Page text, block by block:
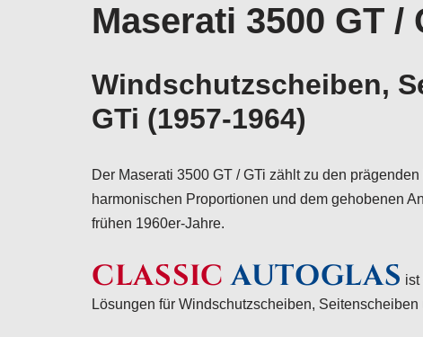
Maserati 3500 GT
Windschutzscheiben,
GTi (1957-1964)
Der Maserati 3500 GT / GTi zählt zu den
harmonischen Proportionen und dem gehobenen
frühen 1960er-Jahre.
CLASSIC AUTOGLAS ist
Lösungen für Windschutzscheiben,